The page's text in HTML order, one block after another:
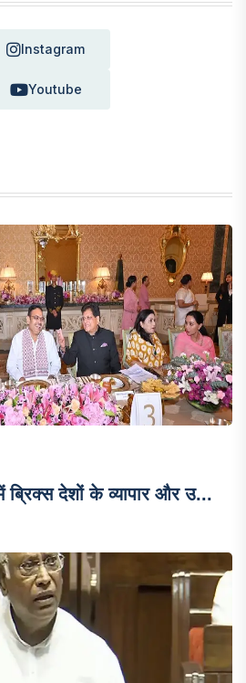
Instagram
Youtube
देशों के व्यापार और उ...